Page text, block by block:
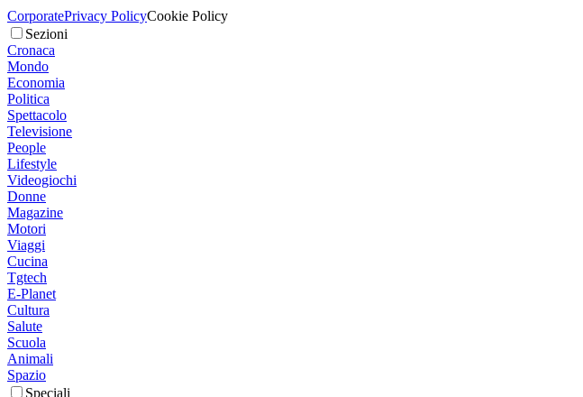
CorporatePrivacy PolicyCookie Policy
Sezioni
Cronaca
Mondo
Economia
Politica
Spettacolo
Televisione
People
Lifestyle
Videogiochi
Donne
Magazine
Motori
Viaggi
Cucina
Tgtech
E-Planet
Cultura
Salute
Scuola
Animali
Spazio
Speciali